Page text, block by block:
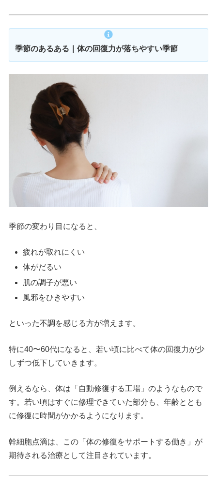
季節のあるある｜体の回復力が落ちやすい季節
季節の変わり目になると、
疲れが取れにくい
体がだるい
肌の調子が悪い
風邪をひきやすい
といった不調を感じる方が増えます。
特に40〜60代になると、若い頃に比べて体の回復力が少
しずつ低下していきます。
例えるなら、体は「自動修復する工場」のようなもので
す。若い頃はすぐに修理できていた部分も、年齢ととも
に修復に時間がかかるようになります。
幹細胞点滴は、この「体の修復をサポートする働き」が
期待される治療として注目されています。